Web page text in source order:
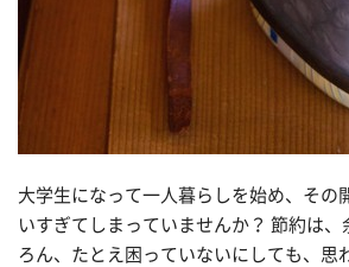
大学生になって一人暮らしを始め、その
いすぎてしまっていませんか？ 節約は、
ろん、たとえ困っていないにしても、思